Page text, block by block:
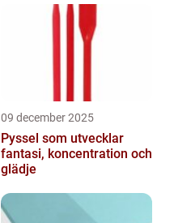
09 december 2025
Pyssel som utvecklar
fantasi, koncentration och
glädje